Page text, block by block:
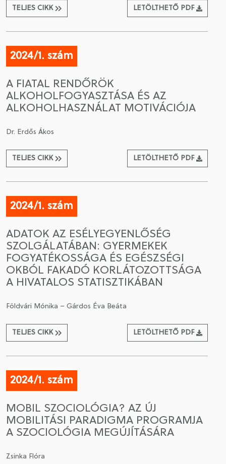
TELJES CIKK LETÖLTHETŐ PDF
2024/1. szám
A FIATAL RENDŐRÖK
ALKOHOLFOGYASZTÁSA ÉS AZ
ALKOHOLHASZNÁLAT MOTIVÁCIÓJA
Dr. Erdős Ákos
TELJES CIKK LETÖLTHETŐ PDF
2024/1. szám
ADATOK AZ ESÉLYEGYENLŐSÉG
SZOLGÁLATÁBAN: GYERMEKEK
FOGYATÉKOSSÁGA ÉS EGÉSZSÉGI
OKBÓL FAKADÓ KORLÁTOZOTTSÁGA
A HIVATALOS STATISZTIKÁBAN
Földvári Mónika – Gárdos Éva Beáta
TELJES CIKK LETÖLTHETŐ PDF
2024/1. szám
MOBIL SZOCIOLÓGIA? AZ ÚJ
MOBILITÁSI PARADIGMA PROGRAMJA
A SZOCIOLÓGIA MEGÚJÍTÁSÁRA
Zsinka Flóra